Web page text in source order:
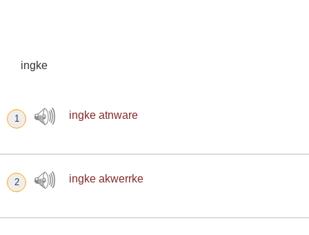
ingke
1 ingke atnware
2 ingke akwerrke